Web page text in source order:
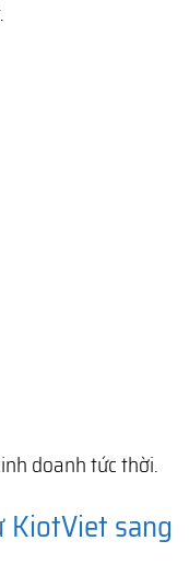
doanh tức thời.
sang